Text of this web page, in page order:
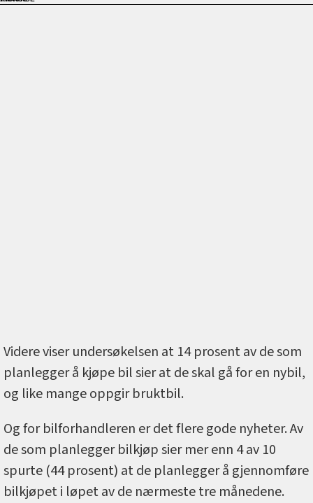
Videre viser undersøkelsen at 14 prosent av de som
planlegger å kjøpe bil sier at de skal gå for en nybil,
og like mange oppgir bruktbil.
Og for bilforhandleren er det flere gode nyheter. Av
de som planlegger bilkjøp sier mer enn 4 av 10
spurte (44 prosent) at de planlegger å gjennomføre
bilkjøpet i løpet av de nærmeste tre månedene.